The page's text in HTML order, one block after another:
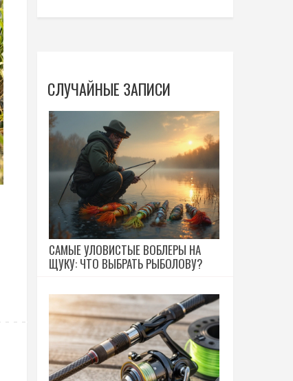
СЛУЧАЙНЫЕ ЗАПИСИ
САМЫЕ УЛОВИСТЫЕ ВОБЛЕРЫ НА
ЩУКУ: ЧТО ВЫБРАТЬ РЫБОЛОВУ?